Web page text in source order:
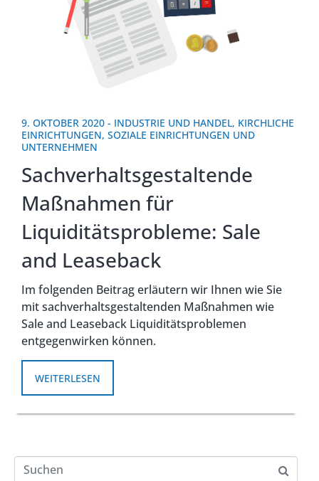
9. OKTOBER 2020 - INDUSTRIE UND HANDEL, KIRCHLICHE
EINRICHTUNGEN, SOZIALE EINRICHTUNGEN UND
UNTERNEHMEN
Sachverhaltsgestaltende
Maßnahmen für
Liquiditätsprobleme: Sale
and Leaseback
Im folgenden Beitrag erläutern wir Ihnen wie Sie
mit sachverhaltsgestaltenden Maßnahmen wie
Sale and Leaseback Liquiditätsproblemen
entgegenwirken können.
WEITERLESEN